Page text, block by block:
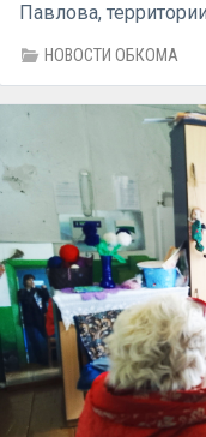
Павлова,
тюменского
волонтёрского
Ганиева.
НОВОСТИ ОБКОМА